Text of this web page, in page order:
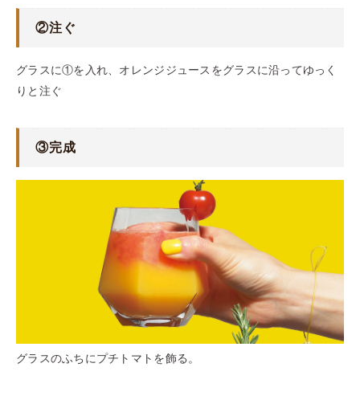
②注ぐ
グラスに①を入れ、オレンジジュースをグラスに沿ってゆっく
りと注ぐ
③完成
グラスのふちにプチトマトを飾る。